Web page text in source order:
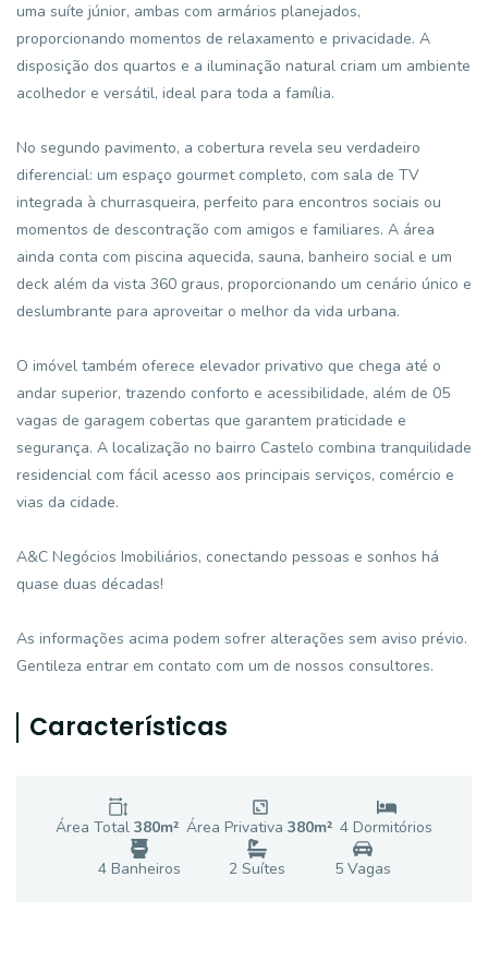
uma suíte júnior, ambas com armários planejados,
proporcionando momentos de relaxamento e privacidade. A
disposição dos quartos e a iluminação natural criam um ambiente
acolhedor e versátil, ideal para toda a família.
No segundo pavimento, a cobertura revela seu verdadeiro
diferencial: um espaço gourmet completo, com sala de TV
integrada à churrasqueira, perfeito para encontros sociais ou
momentos de descontração com amigos e familiares. A área
ainda conta com piscina aquecida, sauna, banheiro social e um
deck além da vista 360 graus, proporcionando um cenário único e
deslumbrante para aproveitar o melhor da vida urbana.
O imóvel também oferece elevador privativo que chega até o
andar superior, trazendo conforto e acessibilidade, além de 05
vagas de garagem cobertas que garantem praticidade e
segurança. A localização no bairro Castelo combina tranquilidade
residencial com fácil acesso aos principais serviços, comércio e
vias da cidade.
A&C Negócios Imobiliários, conectando pessoas e sonhos há
quase duas décadas!
As informações acima podem sofrer alterações sem aviso prévio.
Gentileza entrar em contato com um de nossos consultores.
Características
Área Total 380m² Área Privativa 380m² 4 Dormitórios
4Banheiros 2 Suítes 5Vagas